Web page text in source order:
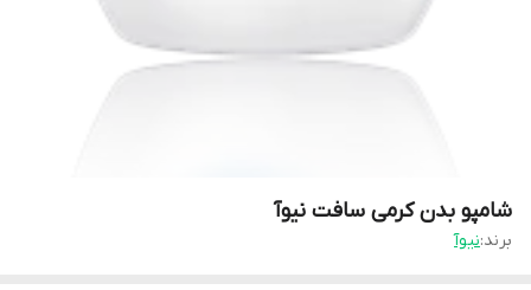
شامپو بدن کرمی سافت نیوآ
برند:نیوآ